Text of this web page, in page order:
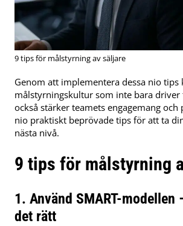
9 tips för målstyrning av säljare
Genom att implementera dessa nio tips
målstyrningskultur som inte bara driver
också stärker teamets engagemang och
nio praktiskt beprövade tips för att ta
nästa nivå.
9 tips för målstyrning
1. Använd SMART-modellen
det rätt